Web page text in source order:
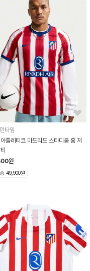
타임
틀레티코 마드리드 스타디움 홈 저
원
49,900원